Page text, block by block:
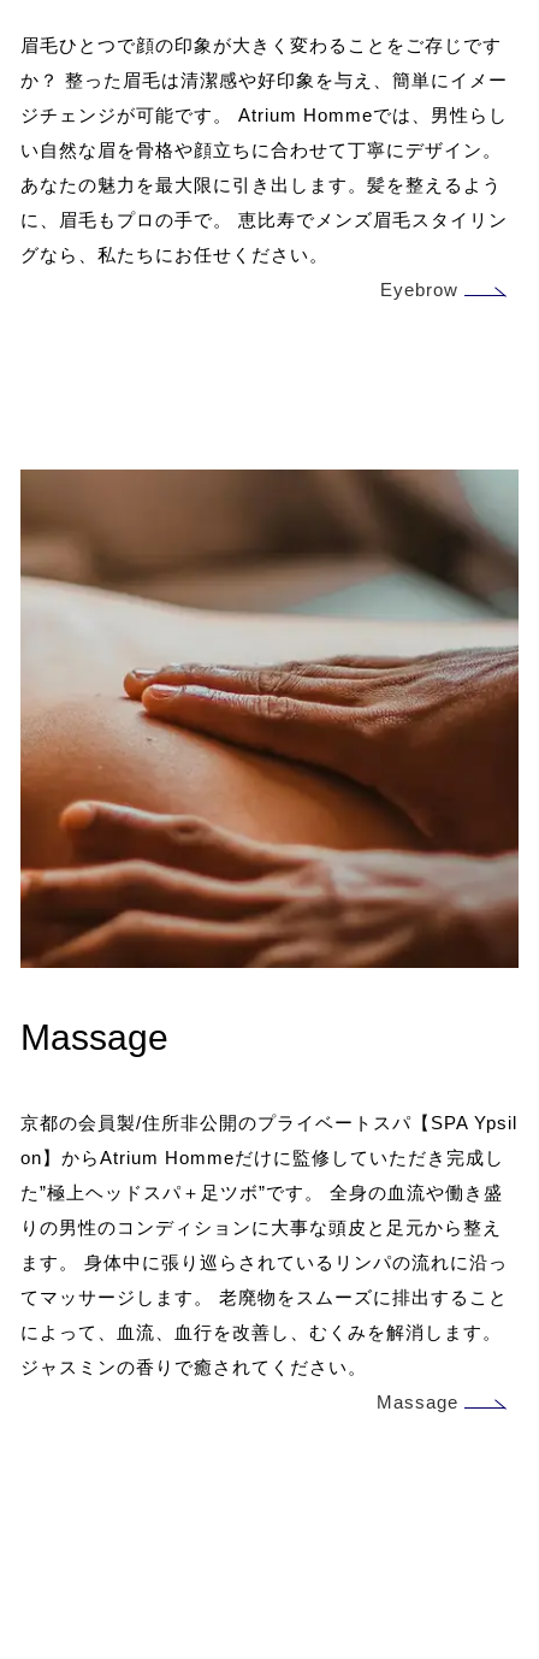
眉毛ひとつで顔の印象が大きく変わることをご存じです
か？ 整った眉毛は清潔感や好印象を与え、簡単にイメー
ジチェンジが可能です。 Atrium Hommeでは、男性らし
い自然な眉を骨格や顔立ちに合わせて丁寧にデザイン。
あなたの魅力を最大限に引き出します。髪を整えるよう
に、眉毛もプロの手で。 恵比寿でメンズ眉毛スタイリン
グなら、私たちにお任せください。
Eyebrow
Massage
京都の会員製/住所非公開のプライベートスパ【SPA Ypsil
on】からAtrium Hommeだけに監修していただき完成し
た”極上ヘッドスパ＋足ツボ”です。 全身の血流や働き盛
りの男性のコンディションに大事な頭皮と足元から整え
ます。 身体中に張り巡らされているリンパの流れに沿っ
てマッサージします。 老廃物をスムーズに排出すること
によって、血流、血行を改善し、むくみを解消します。
ジャスミンの香りで癒されてください。
Massage